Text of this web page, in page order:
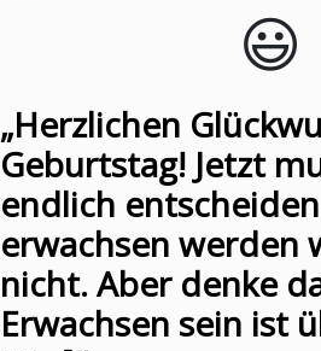
😃️
„Herzlichen
Geburtstag! Jetzt
endlich
erwachsen werden
nicht. Aber denke
Erwachsen sein ist